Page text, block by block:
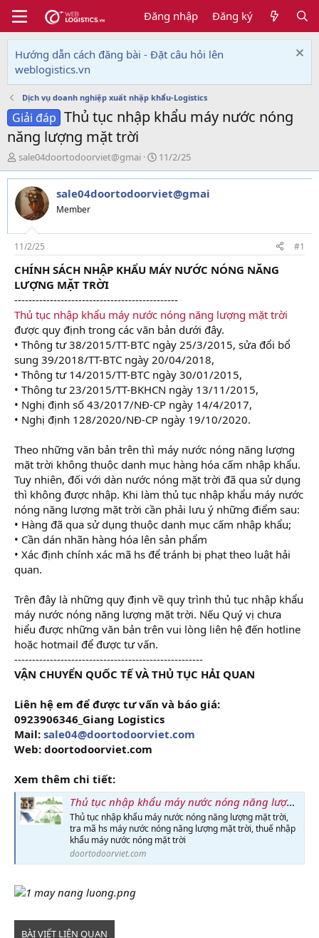
Đăng nhập Đăng ký
Hướng dẫn cách đăng bài - Đặt câu hỏi lên
weblogistics.vn
Dịch vụ doanh nghiệp xuất nhập khẩu-Logistics
Giải đáp Thủ tục nhập khẩu máy nước nóng
năng lượng mặt trời
T
h
r
e
a
d
s
t
a
r
t
e
r
sale04doortodoorviet@gmai
N
g
à
y
i
11/2/25
sale04doortodoorviet@gmai
Member
11/2/25 #1
CHÍNH SÁCH NHẬP KHẨU MÁY NƯỚC NÓNG NĂNG
LƯỢNG MẶT TRỜI
----------------------------------------------
Thủ tục nhập khẩu máy nước nóng năng lượng mặt trời
được quy định trong các văn bản dưới đây.
• Thông tư 38/2015/TT-BTC ngày 25/3/2015, sửa đổi bổ
sung 39/2018/TT-BTC ngày 20/04/2018,
• Thông tư 14/2015/TT-BTC ngày 30/01/2015,
• Thông tư 23/2015/TT-BKHCN ngày 13/11/2015,
• Nghị định số 43/2017/NĐ-CP ngày 14/4/2017,
• Nghị định 128/2020/NĐ-CP ngày 19/10/2020.
Theo những văn bản trên thì máy nước nóng năng lượng
mặt trời không thuộc danh mục hàng hóa cấm nhập khẩu.
Tuy nhiên, đối với dàn nước nóng mặt trời đã qua sử dụng
thì không được nhập. Khi làm thủ tục nhập khẩu máy nước
nóng năng lượng mặt trời cần phải lưu ý những điểm sau:
• Hàng đã qua sử dụng thuộc danh mục cấm nhập khẩu;
• Cần dán nhãn hàng hóa lên sản phẩm
• Xác định chính xác mã hs để tránh bị phạt theo luật hải
quan.
Trên đây là những quy định về quy trình thủ tục nhập khẩu
máy nước nóng năng lượng mặt trời. Nếu Quý vị chưa
hiểu được những văn bản trên vui lòng liên hệ đến hotline
hoặc hotmail để được tư vấn.
-----------------------------------------------------
VẬN CHUYỂN QUỐC TẾ VÀ THỦ TỤC HẢI QUAN
Liên hệ em để được tư vấn và báo giá:
0923906346_Giang Logistics
Mail: sale04@doortodoorviet.com
Web: doortodoorviet.com
Xem thêm chi tiết:
Thủ tục nhập khẩu máy nước nóng năng lượng mặt trời
Thủ tục nhập khẩu máy nước nóng năng lượng mặt trời,
tra mã hs máy nước nóng năng lượng mặt trời, thuế nhập
khẩu máy nước nóng mặt trời
doortodoorviet.com
BÀI VIẾT LIÊN QUAN